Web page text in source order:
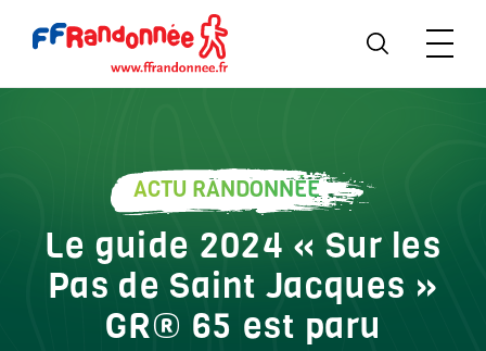
ACTU RANDONNÉE
Le guide 2024 « Sur les
Pas de Saint Jacques »
GR® 65 est paru